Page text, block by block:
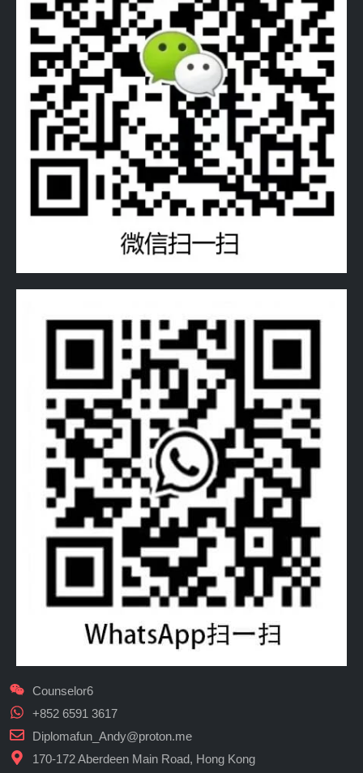
Counselor6
+852 6591 3617
Diplomafun_Andy@proton.me
170-172 Aberdeen Main Road, Hong Kong